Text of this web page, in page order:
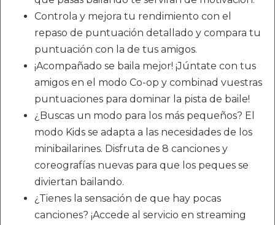
Controla y mejora tu rendimiento con el
repaso de puntuación detallado y compara tu
puntuación con la de tus amigos.
¡Acompañado se baila mejor! ¡Júntate con tus
amigos en el modo Co-op y combinad vuestras
puntuaciones para dominar la pista de baile!
¿Buscas un modo para los más pequeños? El
modo Kids se adapta a las necesidades de los
minibailarines. Disfruta de 8 canciones y
coreografías nuevas para que los peques se
diviertan bailando.
¿Tienes la sensación de que hay pocas
canciones? ¡Accede al servicio en streaming